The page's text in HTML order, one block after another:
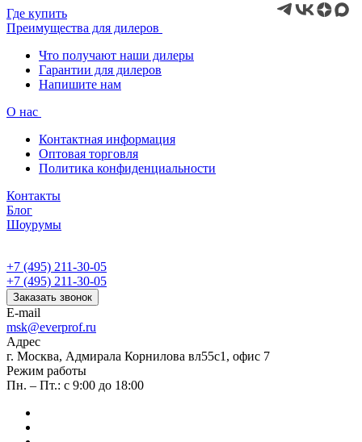
Где купить
Преимущества для дилеров
Что получают наши дилеры
Гарантии для дилеров
Напишите нам
О нас
Контактная информация
Оптовая торговля
Политика конфиденциальности
Контакты
Блог
Шоурумы
+7 (495) 211-30-05
+7 (495) 211-30-05
Заказать звонок
E-mail
msk@everprof.ru
Адрес
г. Москва, Адмирала Корнилова вл55с1, офис 7
Режим работы
Пн. – Пт.: с 9:00 до 18:00